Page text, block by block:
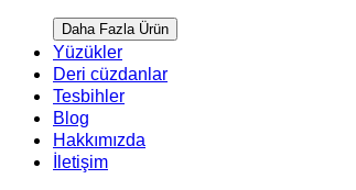
Daha Fazla Ürün
Yüzükler
Deri cüzdanlar
Tesbihler
Blog
Hakkımızda
İletişim